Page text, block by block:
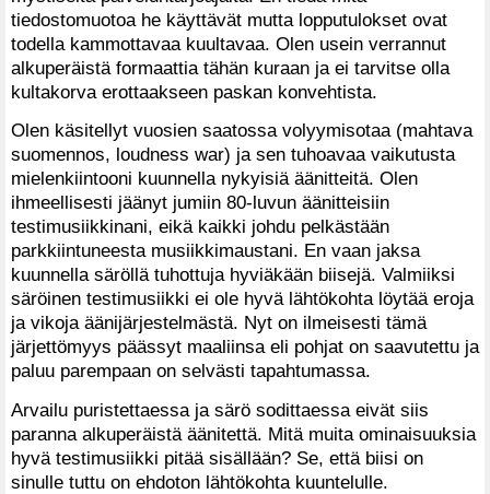
tiedostomuotoa he käyttävät mutta lopputulokset ovat
todella kammottavaa kuultavaa. Olen usein verrannut
alkuperäistä formaattia tähän kuraan ja ei tarvitse olla
kultakorva erottaakseen paskan konvehtista.
Olen käsitellyt vuosien saatossa volyymisotaa (mahtava
suomennos, loudness war) ja sen tuhoavaa vaikutusta
mielenkiintooni kuunnella nykyisiä äänitteitä. Olen
ihmeellisesti jäänyt jumiin 80-luvun äänitteisiin
testimusiikkinani, eikä kaikki johdu pelkästään
parkkiintuneesta musiikkimaustani. En vaan jaksa
kuunnella säröllä tuhottuja hyviäkään biisejä. Valmiiksi
säröinen testimusiikki ei ole hyvä lähtökohta löytää eroja
ja vikoja äänijärjestelmästä. Nyt on ilmeisesti tämä
järjettömyys päässyt maaliinsa eli pohjat on saavutettu ja
paluu parempaan on selvästi tapahtumassa.
Arvailu puristettaessa ja särö sodittaessa eivät siis
paranna alkuperäistä äänitettä. Mitä muita ominaisuuksia
hyvä testimusiikki pitää sisällään? Se, että biisi on
sinulle tuttu on ehdoton lähtökohta kuuntelulle.